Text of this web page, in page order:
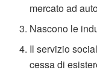
mercato ad
Nascono le
Il servizio
cessa di